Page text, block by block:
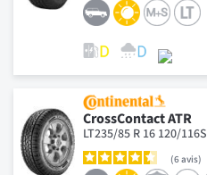
CrossContact ATR
LT235/85 R 16 120/116S
6avis